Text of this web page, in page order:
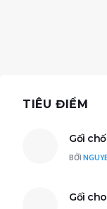
TIÊU ĐIỂM
Gối
BỞI
Gối